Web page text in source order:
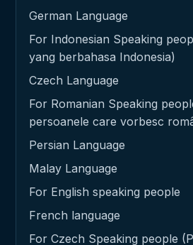
German Language
For Indonesian Speaking
yang berbahasa Indonesia)
Czech Language
For Romanian Speaking
persoanele care vorbesc
Persian Language
Malay Language
For English speaking people
French language
For Czech Speaking people